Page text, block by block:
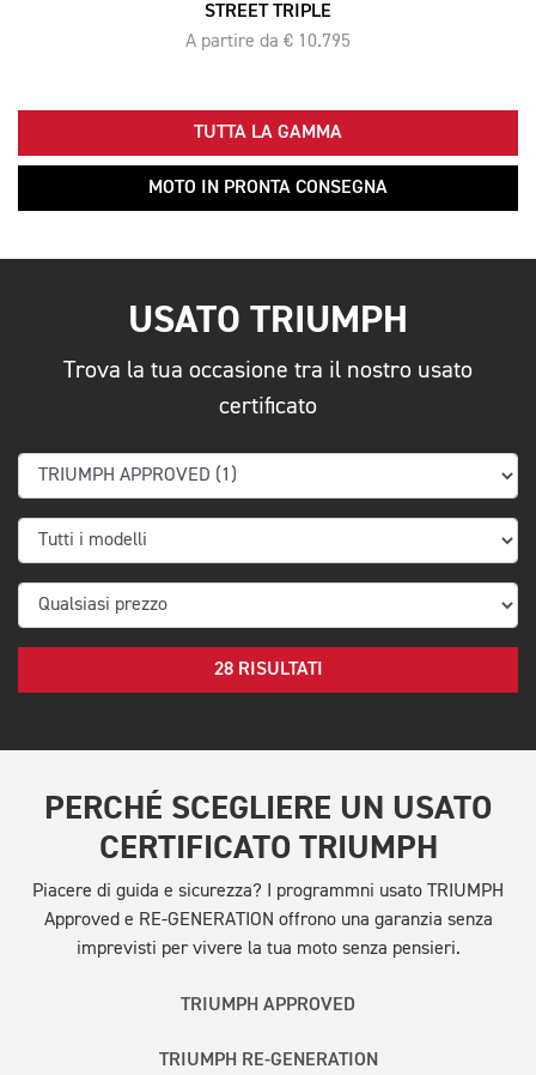
STREET TRIPLE
A partire da € 10.795
TUTTA LA GAMMA
MOTO IN PRONTA CONSEGNA
USATO TRIUMPH
Trova la tua occasione tra il nostro usato
certificato
28 RISULTATI
PERCHÉ SCEGLIERE UN USATO
CERTIFICATO TRIUMPH
Piacere di guida e sicurezza? I programmni usato TRIUMPH
Approved e RE-GENERATION offrono una garanzia senza
imprevisti per vivere la tua moto senza pensieri.
TRIUMPH APPROVED
TRIUMPH RE-GENERATION